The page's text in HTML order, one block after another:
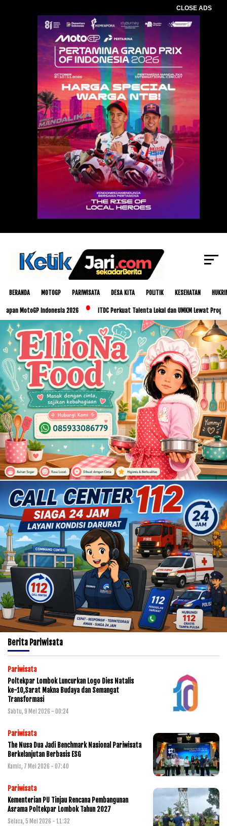
CLOSE ADS
BERANDA MOTOGP PARIWISATA DESA KITA POLITIK KESEHATAN
Indonesia 2026 ITDC Perkuat Talenta Lokal dan UMKM Lewat Program
Berita Pariwisata
Pariwisata
Poltekpar Lombok Luncurkan Logo Dies Natalis
ke-10,Sarat Makna Budaya dan Semangat
Transformasi
Sabtu, 9 Mei 2026 - 00:24
Pariwisata
The Nusa Dua Jadi Benchmark Nasional Pariwisata
Berkelanjutan Berbasis ESG
Kamis, 7 Mei 2026 - 07:40
Pariwisata
Kementerian PU Tinjau Rencana Pembangunan
Asrama Poltekpar Lombok Tahun 2027
Selasa, 5 Mei 2026 - 11:32